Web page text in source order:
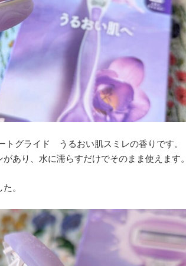
トグライド うるおい肌スミレの香りです。
あり、水に濡らすだけでそのまま使えます
。